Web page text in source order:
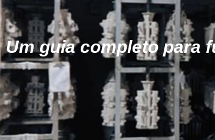
Um guia completo para